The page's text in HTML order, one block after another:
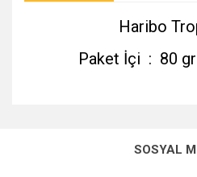
Haribo
Paket İçi : 80
kullanarak tarafımıza iletebilirsiniz.
Görüş ve önerileriniz için teşekkür
SOSYAL